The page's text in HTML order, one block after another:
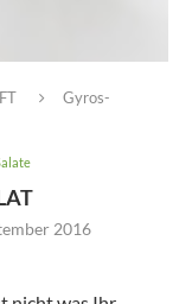
Gyros-
2016